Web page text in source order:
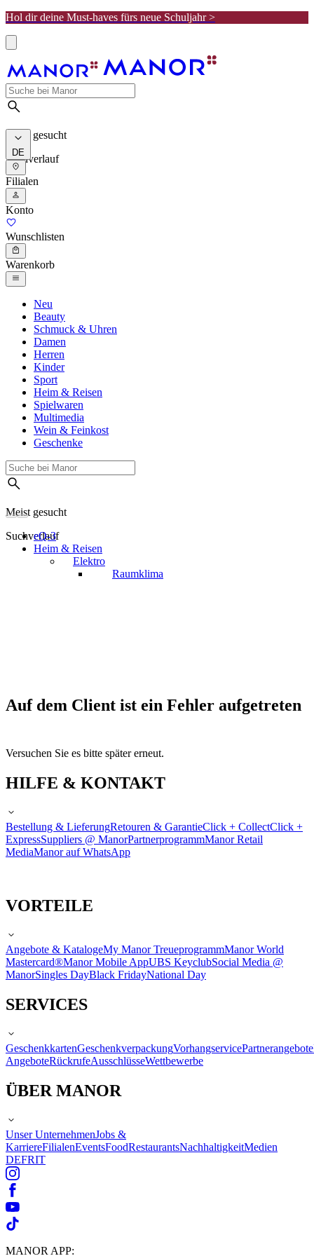
Hol dir deine Must-haves fürs neue Schuljahr >
Meist gesucht
Suchverlauf
DE
Filialen
Konto
Wunschlisten
Warenkorb
Neu
Beauty
Schmuck & Uhren
Damen
Herren
Kinder
Sport
Heim & Reisen
Spielwaren
Multimedia
Wein & Feinkost
Geschenke
Meist gesucht
Suchverlauf
eQ-3
Heim & Reisen
Elektro
Raumklima
Auf dem Client ist ein Fehler aufgetreten
Versuchen Sie es bitte später erneut.
HILFE & KONTAKT
Bestellung & LieferungRetouren & GarantieClick + CollectClick +
ExpressSuppliers @ ManorPartnerprogrammManor Retail
MediaManor auf WhatsApp
VORTEILE
Angebote & KatalogeMy Manor TreueprogrammManor World
Mastercard®Manor Mobile AppUBS KeyclubSocial Media @
ManorSingles DayBlack FridayNational Day
SERVICES
GeschenkkartenGeschenkverpackungVorhangservicePartnerangebote
AngeboteRückrufeAusschlüsseWettbewerbe
ÜBER MANOR
Unser UnternehmenJobs &
KarriereFilialenEventsFoodRestaurantsNachhaltigkeitMedien
DEFRIT
MANOR APP: